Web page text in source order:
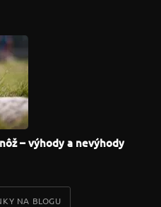
– výhody a nevýhody
NA BLOGU